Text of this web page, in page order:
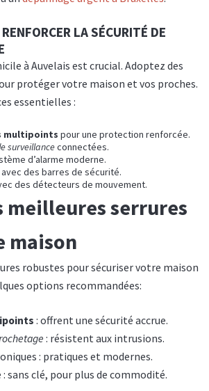
LA SÉCURITÉ DE
à Auvelais est crucial. Adoptez des
protéger votre maison et vos proches.
essentielles :
multipoints pour une protection renforcée.
surveillanceconnectées.
d’alarme moderne.
des barres de sécurité.
des détecteurs de mouvement.
meilleures serrures
maison
robustes pour sécuriser votre maison
options recommandées:
: offrent une sécurité accrue.
: résistent aux intrusions.
: pratiques et modernes.
: sans clé, pour plus de commodité.